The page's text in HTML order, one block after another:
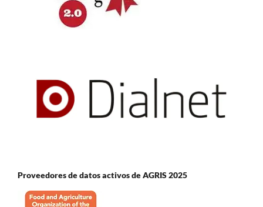
Proveedores de datos activos de AGRIS 2025